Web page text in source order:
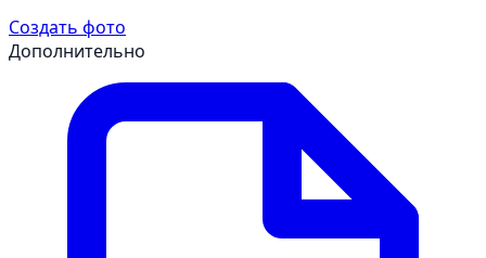
Создать фото
Дополнительно